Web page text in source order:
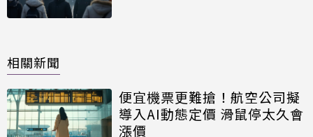
相關新聞
便宜機票更難搶！航空公司擬
導入AI動態定價 滑鼠停太久會
漲價